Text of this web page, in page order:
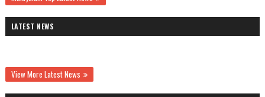
LATEST NEWS
View More Latest News